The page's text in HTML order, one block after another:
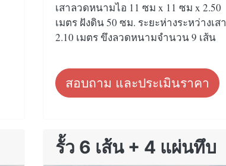
เสาลวดหนามไอ 11 ซม x 11 ซม x 2.50
เมตร ฝังดิน 50 ซม. ระยะห่างระหว่างเสา
2.10 เมตร ขึงลวดหนามจำนวน 9 เส้น
สอบถาม และประเมินราคา
รั้ว 6 เส้น + 4 แผ่นทึบ